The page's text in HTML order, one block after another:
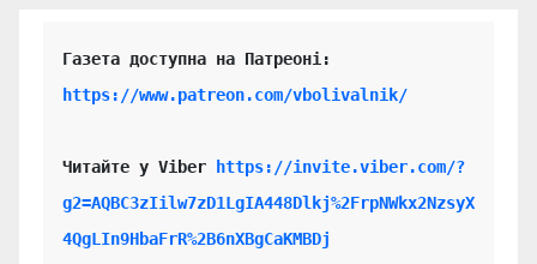
https://www.patreon.com/vbolivalnik/
Читайте у Viber
https://invite.viber.com/?
g2=AQBC3zIilw7zD1LgIA448Dlkj%2FrpNWkx2NzsyX
4QgLIn9HbaFrR%2B6nXBgCaKMBDj